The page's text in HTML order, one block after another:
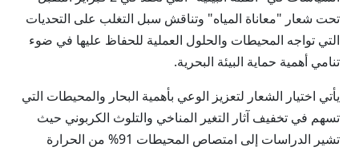
تحت شعار "معاناة المياه" وتناقش سبل التغلب على التحديات
التي تواجه المحيطات والحلول العملية للحفاظ عليها في ضوء
تنامي أهمية حماية البيئة البحرية.
يأتي اختيار الشعار لتعزيز الوعي بأهمية البحار والمحيطات التي
تسهم في تخفيف آثار التغير المناخي والتلوث الكربوني حيث
تشير الدراسات إلى امتصاص المحيطات 91% من الحرارة